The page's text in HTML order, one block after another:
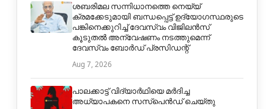
ശബരിമല സന്നിധാനത്തെ നെയ്യ്
ക്രമക്കേടുമായി ബന്ധപ്പെട്ട് ഉദ്യോഗസ്ഥരുടെ
പങ്കിനെക്കുറിച്ച് ദേവസ്വം വിജിലൻസ്
കൂടുതൽ അന്വേഷണം നടത്തുമെന്ന്
ദേവസ്വം ബോർഡ് പ്രസിഡന്റ്
Aug 7, 2026
പാലക്കാട്ട് വിദ്യാർഥിയെ മർദിച്ച
അധ്യാപകനെ സസ്പെൻഡ് ചെയ്തു